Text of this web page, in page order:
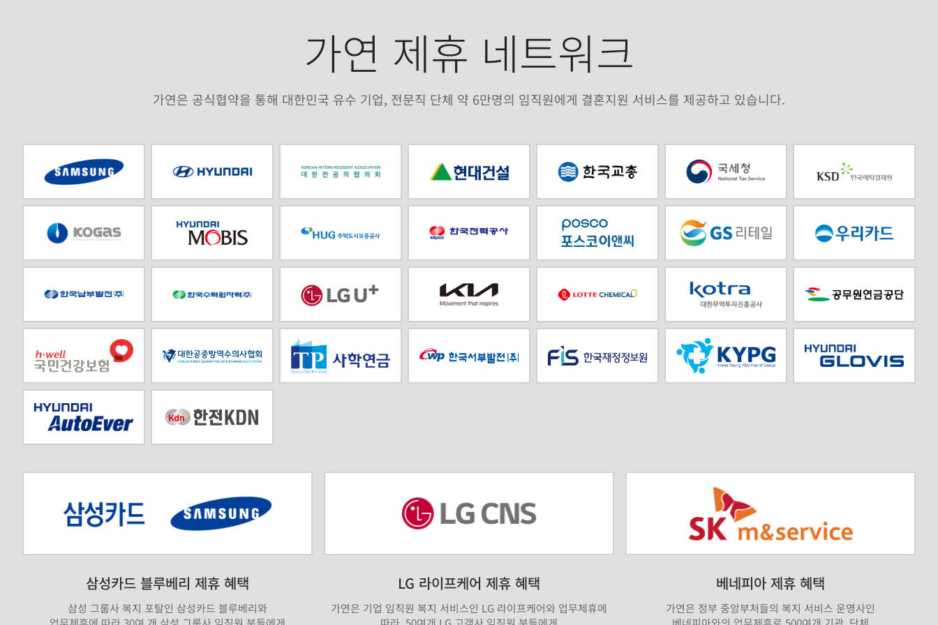
가연 제휴 네트워크
가연은 공식협약을 통해 대한민국 유수 기업, 전문직 단체 약 6만명의 임직원에게 결혼지원 서비스를 제공하고 있습니다.
삼성카드 블루베리 제휴 혜택
삼성 그룹사 복지 포탈인 삼성카드 블루베리와
LG 라이프케어 제휴 혜택
가연은 기업 임직원 복지 서비스인 LG 라이프케어와 업무제휴에
베네피아 제휴 혜택
가연은 정부 중앙부처들의 복지 서비스 운영사인